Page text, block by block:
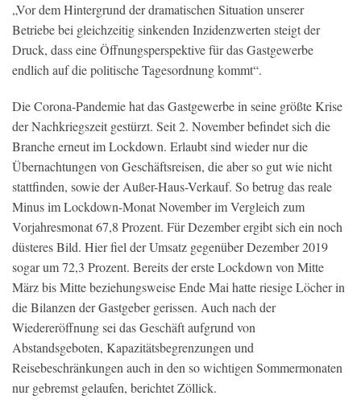
„Vor dem Hintergrund der dramatischen Situation unserer
Betriebe bei gleichzeitig sinkenden Inzidenzwerten steigt der
Druck, dass eine Öffnungsperspektive für das Gastgewerbe
endlich auf die politische Tagesordnung kommt“.
Die Corona-Pandemie hat das Gastgewerbe in seine größte Krise
der Nachkriegszeit gestürzt. Seit 2. November befindet sich die
Branche erneut im Lockdown. Erlaubt sind wieder nur die
Übernachtungen von Geschäftsreisen, die aber so gut wie nicht
stattfinden, sowie der Außer-Haus-Verkauf. So betrug das reale
Minus im Lockdown-Monat November im Vergleich zum
Vorjahresmonat 67,8 Prozent. Für Dezember ergibt sich ein noch
düsteres Bild. Hier fiel der Umsatz gegenüber Dezember 2019
sogar um 72,3 Prozent. Bereits der erste Lockdown von Mitte
März bis Mitte beziehungsweise Ende Mai hatte riesige Löcher in
die Bilanzen der Gastgeber gerissen. Auch nach der
Wiedereröffnung sei das Geschäft aufgrund von
Abstandsgeboten, Kapazitätsbegrenzungen und
Reisebeschränkungen auch in den so wichtigen Sommermonaten
nur gebremst gelaufen, berichtet Zöllick.